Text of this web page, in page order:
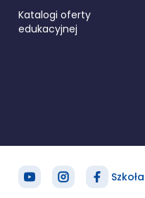
Katalogi oferty
edukacyjnej
Szkoła